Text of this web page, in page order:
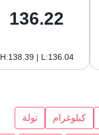
136.22
H:138.39 | L:136.04
كيلوغرام تولة